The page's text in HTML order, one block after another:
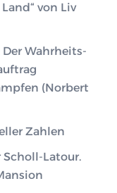
von Liv
Wahrheits-
(Norbert
Zahlen
Scholl-Latour.